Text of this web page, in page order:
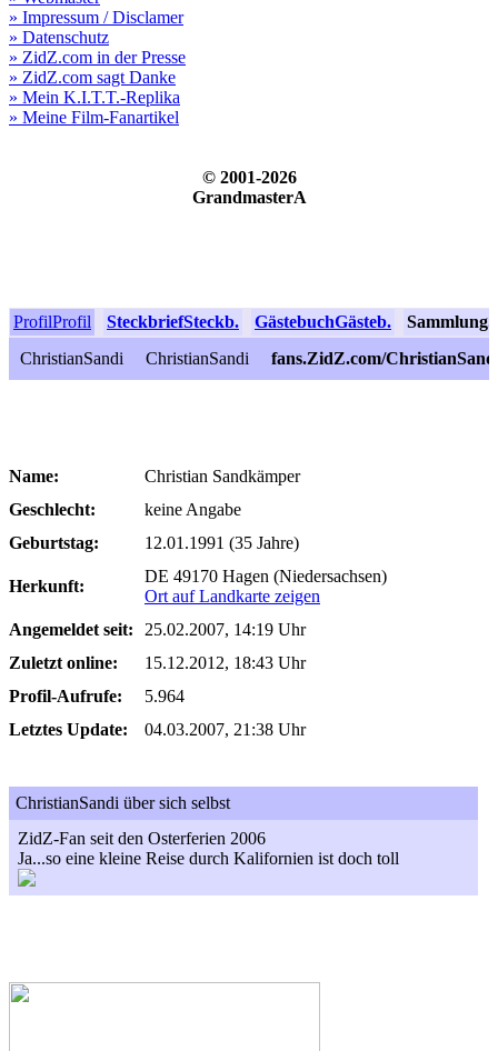
» Impressum / Disclamer
» Datenschutz
» ZidZ.com in der Presse
» ZidZ.com sagt Danke
» Mein K.I.T.T.-Replika
» Meine Film-Fanartikel
© 2001-2026
GrandmasterA
ProfilProfil SteckbriefSteckb. GästebuchGästeb. Sammlung
ChristianSandi
ChristianSandi fans.ZidZ.com/
Name:
Christian Sandkämper
Geschlecht:
keine Angabe
Geburtstag:
12.01.1991 (35 Jahre)
Herkunft:
DE 49170 Hagen (Niedersachsen)
Ort auf Landkarte zeigen
Angemeldet seit:
25.02.2007, 14:19 Uhr
Zuletzt online:
15.12.2012, 18:43 Uhr
Profil-Aufrufe:
5.964
Letztes Update:
04.03.2007, 21:38 Uhr
ChristianSandi über sich selbst
ZidZ-Fan seit den Osterferien 2006
Ja...so eine kleine Reise durch Kalifornien ist doch toll